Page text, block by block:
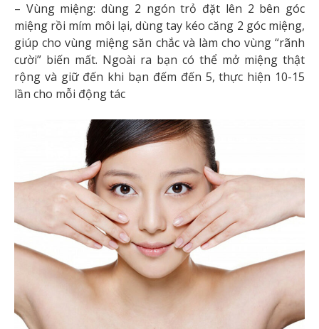
– Vùng miệng: dùng 2 ngón trỏ đặt lên 2 bên góc
miệng rồi mím môi lại, dùng tay kéo căng 2 góc miệng,
giúp cho vùng miệng săn chắc và làm cho vùng “rãnh
cười” biến mất. Ngoài ra bạn có thể mở miệng thật
rộng và giữ đến khi bạn đếm đến 5, thực hiện 10-15
lần cho mỗi động tác